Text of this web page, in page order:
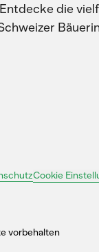
die
Cookie
vorbehalten